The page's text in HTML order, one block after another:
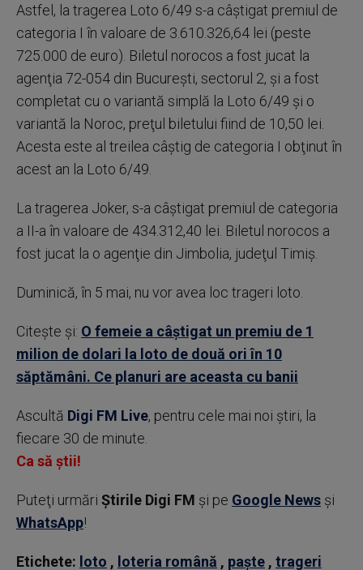
Astfel, la tragerea Loto 6/49 s-a câştigat premiul de
categoria I în valoare de 3.610.326,64 lei (peste
725.000 de euro). Biletul norocos a fost jucat la
agenţia 72-054 din Bucureşti, sectorul 2, şi a fost
completat cu o variantă simplă la Loto 6/49 şi o
variantă la Noroc, preţul biletului fiind de 10,50 lei.
Acesta este al treilea câştig de categoria I obţinut în
acest an la Loto 6/49.
La tragerea Joker, s-a câştigat premiul de categoria
a II-a în valoare de 434.312,40 lei. Biletul norocos a
fost jucat la o agenţie din Jimbolia, judeţul Timiş.
Duminică, în 5 mai, nu vor avea loc trageri loto.
Citește și: O femeie a câştigat un premiu de 1
milion de dolari la loto de două ori în 10
săptămâni. Ce planuri are aceasta cu banii
Ascultă Digi FM Live, pentru cele mai noi știri, la
fiecare 30 de minute.
Ca să știi!
Puteţi urmări Știrile Digi FM şi pe Google News şi
WhatsApp!
Etichete: loto , loteria română , paște , trageri